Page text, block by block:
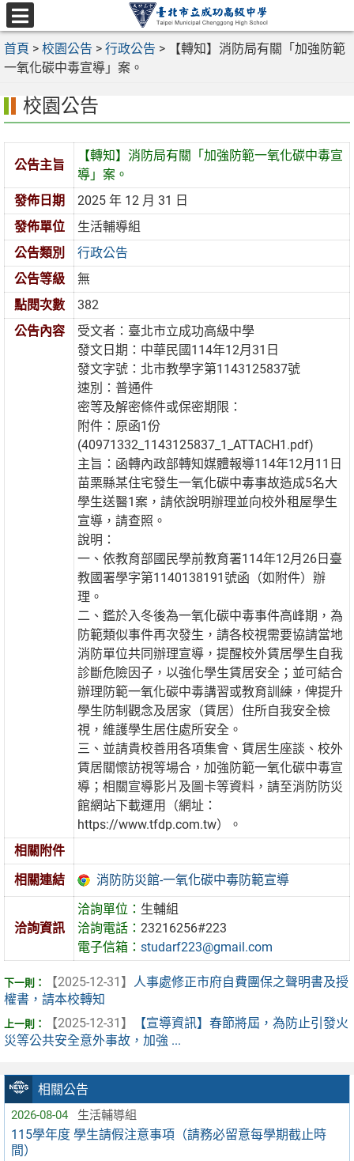
跳
至
主
要
區
選
單
首頁 > 校園公告 > 行政公告 >
【轉知】消防局有關「加強防範
一氧化碳中毒宣導」案。
相關公告
2026-08-04 生活輔導組
115學年度 學生請假注意事項（請務必留意每學期截止時
間）
校園公告
公告主旨
【轉知】消防局有關「加強防範一氧化碳中毒宣
導」案。
發佈日期
2025 年 12 月 31 日
發佈單位
生活輔導組
公告類別
行政公告
公告等級
無
點閱次數
382
公告內容
受文者：臺北市立成功高級中學
發文日期：中華民國114年12月31日
發文字號：北市教學字第1143125837號
速別：普通件
密等及解密條件或保密期限：
附件：原函1份
(40971332_1143125837_1_ATTACH1.pdf)
主旨：函轉內政部轉知媒體報導114年12月11日
苗栗縣某住宅發生一氧化碳中毒事故造成5名大
學生送醫1案，請依說明辦理並向校外租屋學生
宣導，請查照。
說明：
一、依教育部國民學前教育署114年12月26日臺
教國署學字第1140138191號函（如附件）辦
理。
二、鑑於入冬後為一氧化碳中毒事件高峰期，為
防範類似事件再次發生，請各校視需要協請當地
消防單位共同辦理宣導，提醒校外賃居學生自我
診斷危險因子，以強化學生賃居安全；並可結合
辦理防範一氧化碳中毒講習或教育訓練，俾提升
學生防制觀念及居家（賃居）住所自我安全檢
視，維護學生居住處所安全。
三、並請貴校善用各項集會、賃居生座談、校外
賃居關懷訪視等場合，加強防範一氧化碳中毒宣
導；相關宣導影片及圖卡等資料，請至消防防災
館網站下載運用（網址：
https://www.tfdp.com.tw）。
相關附件
相關連結
消防防災館-一氧化碳中毒防範宣導
洽詢資訊
洽詢單位： 生輔組
洽詢電話：23216256#223
電子信箱：studarf223@gmail.com
【2025-12-31】 人事處修正市府自費團保之聲明書及授
權書，請本校轉知
【2025-12-31】
【宣導資訊】春節將屆，為防止引發火
災等公共安全意外事故，加強 ...